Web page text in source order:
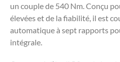
un couple de 540 Nm. Conçu
élevées et de la fiabilité, il est
automatique à sept rapports
intégrale.